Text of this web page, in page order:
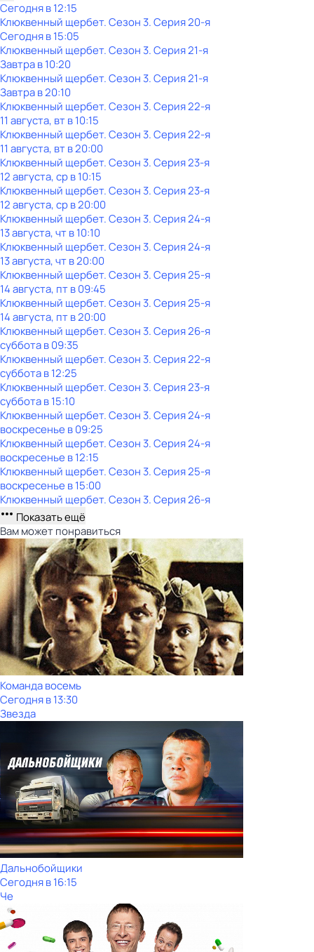
Сегодня в 12:15
Клюквенный щербет. Сезон 3. Серия 20-я
Сегодня в 15:05
Клюквенный щербет. Сезон 3. Серия 21-я
Завтра в 10:20
Клюквенный щербет. Сезон 3. Серия 21-я
Завтра в 20:10
Клюквенный щербет. Сезон 3. Серия 22-я
11 августа, вт в 10:15
Клюквенный щербет. Сезон 3. Серия 22-я
11 августа, вт в 20:00
Клюквенный щербет. Сезон 3. Серия 23-я
12 августа, ср в 10:15
Клюквенный щербет. Сезон 3. Серия 23-я
12 августа, ср в 20:00
Клюквенный щербет. Сезон 3. Серия 24-я
13 августа, чт в 10:10
Клюквенный щербет. Сезон 3. Серия 24-я
13 августа, чт в 20:00
Клюквенный щербет. Сезон 3. Серия 25-я
14 августа, пт в 09:45
Клюквенный щербет. Сезон 3. Серия 25-я
14 августа, пт в 20:00
Клюквенный щербет. Сезон 3. Серия 26-я
субботав09:35
Клюквенный щербет. Сезон 3. Серия 22-я
субботав12:25
Клюквенный щербет. Сезон 3. Серия 23-я
субботав15:10
Клюквенный щербет. Сезон 3. Серия 24-я
воскресенье в09:25
Клюквенный щербет. Сезон 3. Серия 24-я
воскресенье в12:15
Клюквенный щербет. Сезон 3. Серия 25-я
воскресенье в15:00
Клюквенный щербет. Сезон 3. Серия 26-я
Показать ещё
Вам может понравиться
Команда восемь
Сегодня в 13:30
Звезда
Дальнобойщики
Сегодня в 16:15
Че